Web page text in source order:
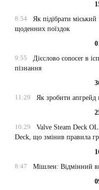
8:54
Як підібрати
щоденних поїздок
9:55
Дієслово conocer в
пізнання
11:29
Як зробити апгрейд
10:29
Valve Steam Deck
Deck, що змінив правила
8:47
Мішлен: Відмінний